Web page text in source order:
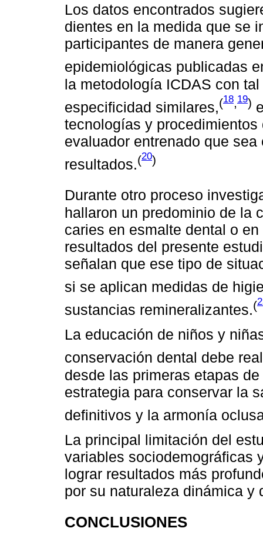
Los datos encontrados
dientes en la medida que se
participantes de manera
epidemiológicas publicadas
la metodología ICDAS con
especificidad similares,(18 19)
tecnologías y
evaluador entrenado que
resultados.(20)
Durante otro proceso
hallaron un predominio de la
caries en esmalte dental o
resultados del presente
señalan que ese tipo de
si se aplican medidas de
sustancias remineralizantes.(
La educación de niños y
conservación dental debe
desde las primeras etapas
estrategia para conservar la
definitivos y la armonía
La principal limitación del
variables sociodemográficas
lograr resultados más
por su naturaleza dinámica y
CONCLUSIONES